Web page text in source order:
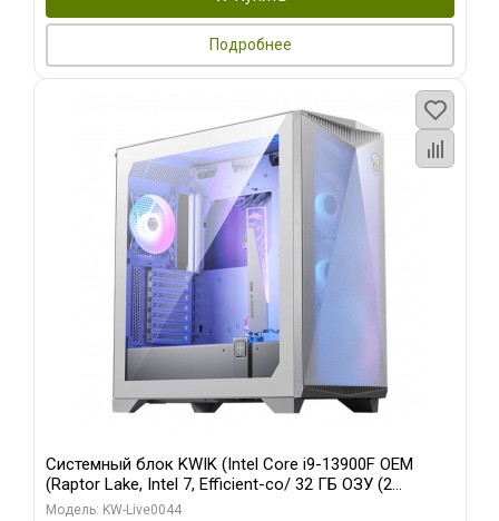
Подробнее
Системный блок KWIK (Intel Core i9-13900F OEM
(Raptor Lake, Intel 7, Efficient-co/ 32 ГБ ОЗУ (2
модуля)/ Gigabyte RTX5070Ti AERO OC 16GB GDDR7
Модель: KW-Live0044